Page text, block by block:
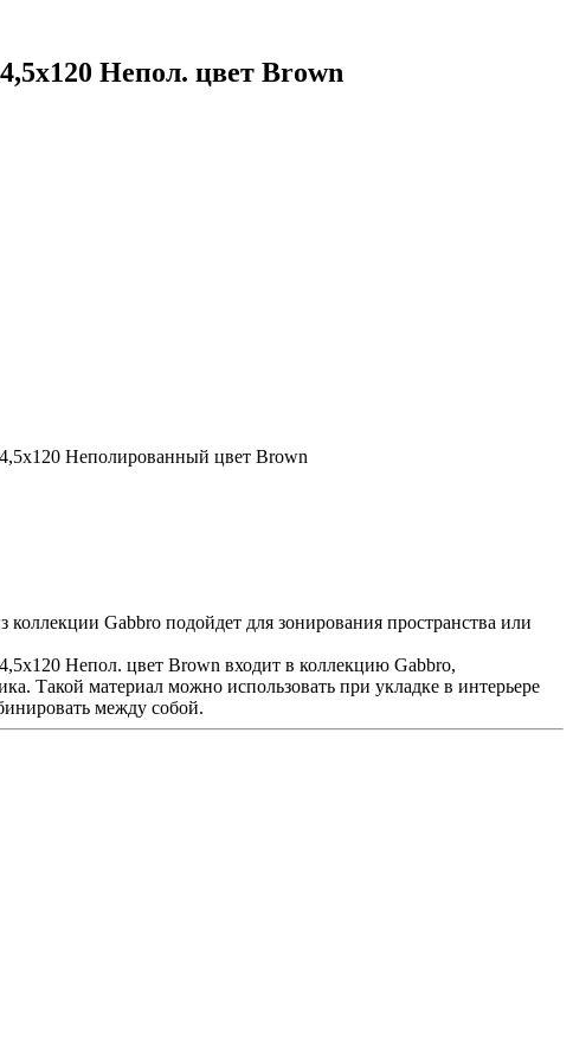
Непол. цвет Brown
Неполированный цвет Brown
коллекции Gabbro подойдет для зонирования пространства или
Непол. цвет Brown входит в коллекцию Gabbro,
Такой материал можно использовать при укладке в интерьере
между собой.